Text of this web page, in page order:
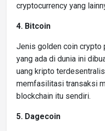
cryptocurrency yang
4. Bitcoin
Jenis golden coin crypto
yang ada di dunia ini
uang kripto
memfasilitasi transaksi
blockchain itu sendiri.
5. Dagecoin